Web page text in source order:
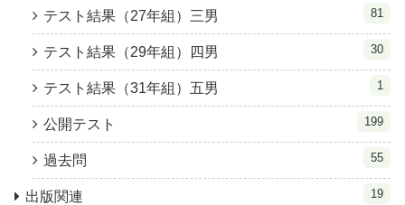
テスト結果（27年組）三男 81
テスト結果（29年組）四男 30
テスト結果（31年組）五男 1
公開テスト 199
過去問 55
出版関連 19